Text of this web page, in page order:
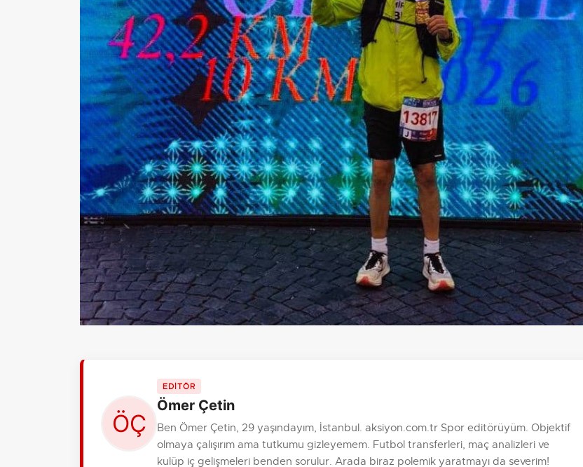
EDİTÖR
Ömer Çetin
Ben Ömer Çetin, 29 yaşındayım, İstanbul. aksiyon.com.tr Spor editörüyüm. Objektif
olmaya çalışırım ama tutkumu gizleyemem. Futbol transferleri, maç analizleri ve
kulüp iç gelişmeleri benden sorulur. Arada biraz polemik yaratmayı da severim!